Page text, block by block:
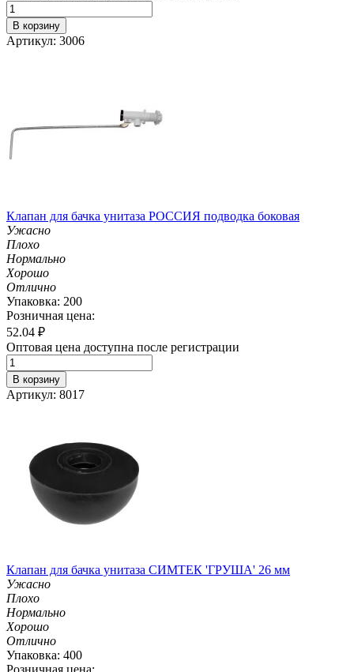
В корзину
Артикул: 3006
Клапан для бачка унитаза РОССИЯ подводка боковая
Ужасно
Плохо
Нормально
Хорошо
Отлично
Упаковка: 200
Розничная цена:
52.04 ₽
Оптовая цена доступна после регистрации
В корзину
Артикул: 8017
Клапан для бачка унитаза СИМТЕК 'ГРУША' 26 мм
Ужасно
Плохо
Нормально
Хорошо
Отлично
Упаковка: 400
Розничная цена: